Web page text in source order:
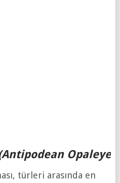
Opaleye)
türleri arasında en